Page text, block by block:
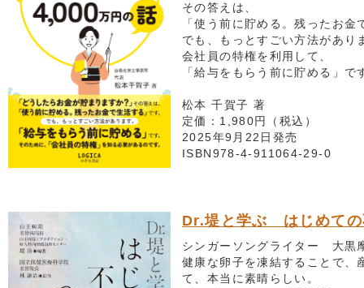
その答えは、
「使う前に貯める。残ったお金
でも、もっとすごい方法があり
会社員の特権を利用して、
「給与をもらう前に貯める」で
松本 千賀子 著
定価：1,980円（税込）
2025年9月22日発売
ISBN978-4-911064-29-0
Dr.堤と学ぶ はじめての
シンガーソングライター 大黒
健康な卵子を凍結することで、
て、本当に素晴らしい。